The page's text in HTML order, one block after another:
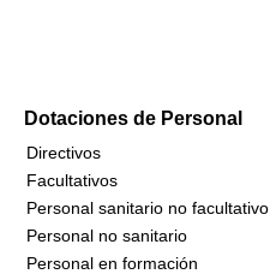
Dotaciones de Personal
Directivos
Facultativos
Personal sanitario no facultativo
Personal no sanitario
Personal en formación